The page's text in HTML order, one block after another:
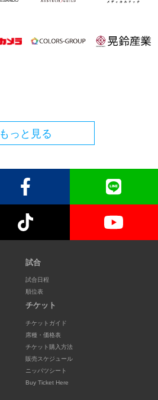
もっと見る
試合
試合日程
順位表
チケット
チケットガイド
席種・価格表
チケット購入方法
販売スケジュール
ニッパツシート
Buy Ticket Here